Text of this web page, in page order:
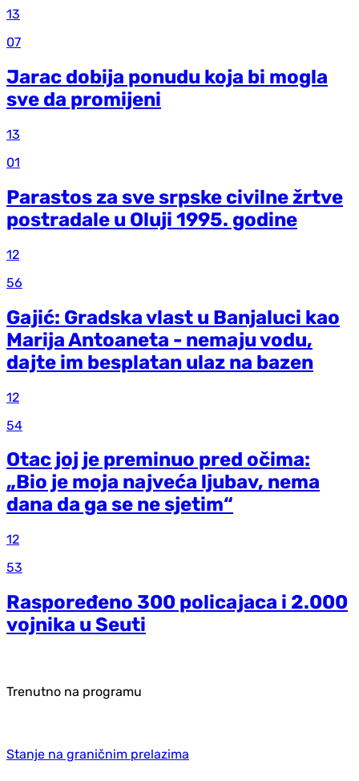
13
07
Jarac dobija ponudu koja bi mogla
sve da promijeni
13
01
Parastos za sve srpske civilne žrtve
postradale u Oluji 1995. godine
12
56
Gajić: Gradska vlast u Banjaluci kao
Marija Antoaneta - nemaju vodu,
dajte im besplatan ulaz na bazen
12
54
Otac joj je preminuo pred očima:
„Bio je moja najveća ljubav, nema
dana da ga se ne sjetim“
12
53
Raspoređeno 300 policajaca i 2.000
vojnika u Seuti
Trenutno na programu
Stanje na graničnim prelazima